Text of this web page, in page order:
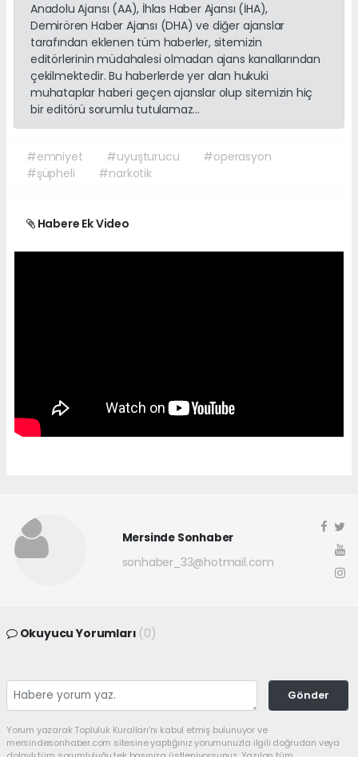
Anadolu Ajansı (AA), İhlas Haber Ajansı (İHA),
Demirören Haber Ajansı (DHA) ve diğer ajanslar
tarafından eklenen tüm haberler, sitemizin
editörlerinin müdahalesi olmadan ajans kanallarından
çekilmektedir. Bu haberlerde yer alan hukuki
muhataplar haberi geçen ajanslar olup sitemizin hiç
bir editörü sorumlu tutulamaz...
#emniyet #uyuşturucu
#operasyon
#şüpheli
#narkotik
Habere Ek Video
Mersinde Sonhaber
sonhaber_33@hotmail.com
Okuyucu Yorumları (0)
Gönder
Yorum yazarak Topluluk Kuralları’nı kabul etmiş bulunuyor ve
mersindesonhaber.com sitesine yaptığınız yorumunuzla ilgili doğrudan veya